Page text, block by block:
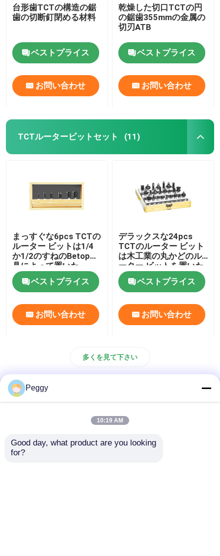
台形歯TCTの構造の鋸
歯の切断釘閉める材料
ベストプライス
お問い合わせ
乾燥した切口TCTの円
の鋸歯355mmの金属の
切刃ATB
ベストプライス
お問い合わせ
TCTルータービットセット (11)
まっすぐな6pcs TCTの
ルーター ビットは1/4
か1/2のすねのBetop用
具によって置いた
ベストプライス
お問い合わせ
デラックスな24pcs
TCTのルーター ビット
は木工業の丸かどのル
ーター ビットを置いた
ベストプライス
お問い合わせ
多くを見て下さい
ホーム
地図
Privacy Policy
品質まっすぐなルーター ビット中国工
Peggy
10:19 AM
Good day, what product are you looking
for?